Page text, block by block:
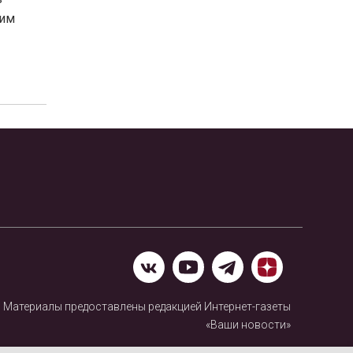
Материалы предоставлены редакцией Интернет-газеты
«Ваши новости»